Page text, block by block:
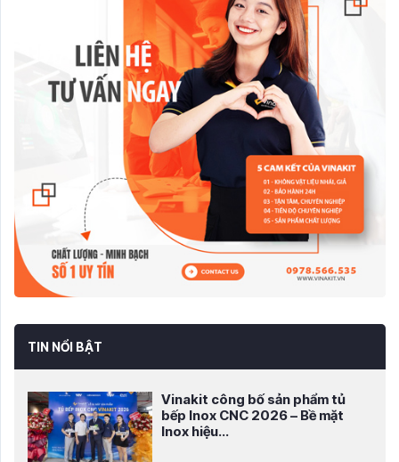
TIN NỔI BẬT
Vinakit công bố sản phẩm tủ
bếp Inox CNC 2026 – Bề mặt
Inox hiệu...